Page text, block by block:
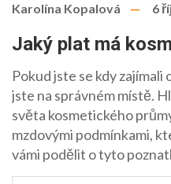
Karolína Kopalová 6
Jaký plat má
Pokud jste se kdy zajímali
jste na správném místě.
světa kosmetického
mzdovými podmínkami,
vámi podělit o tyto
představu o tom, co může